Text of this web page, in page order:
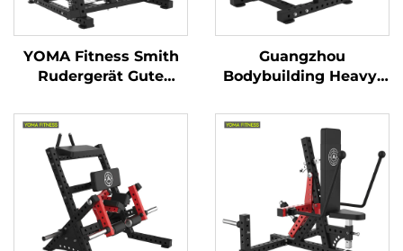
YOMA Fitness Smith
Rudergerät Gute
Rückenstärketraining
Trainingsgeräte für
professionelle
Bodybuilder Workout-
Übung
Guangzhou
Bodybuilding Heavy-
Fitnessgerätehersteller
YOMA Fitness
Sportausrüstung
Beinbeuger- und
Strecker-
Kraftmaschine